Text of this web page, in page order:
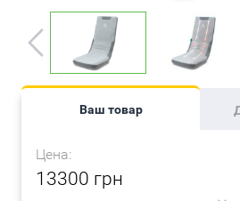
Ваш товар
Цена:
13300 грн